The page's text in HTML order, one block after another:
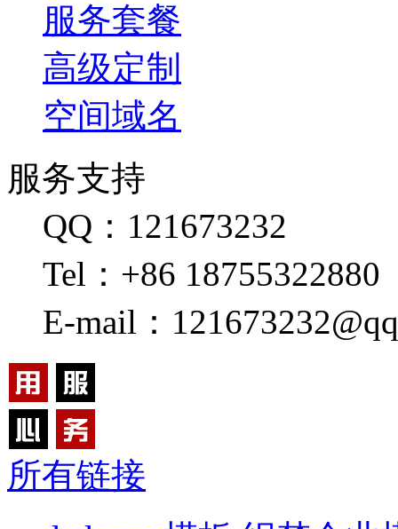
服务套餐
高级定制
空间域名
服务支持
QQ：121673232
Tel：+86 18755322880
E-mail：
所有链接